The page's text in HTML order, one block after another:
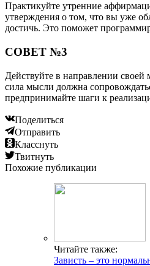
Практикуйте утренние
утверждения о том, что вы уже
достичь. Это поможет
СОВЕТ №3
Действуйте в направлении своей
сила мысли должна
предпринимайте шаги к
Поделиться
Отправить
Класснуть
Твитнуть
Похожие публикации
Читайте также:
Зависть – это